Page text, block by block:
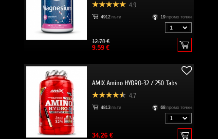
4.9
4912 пъти 19 промо точки
12.78 €
9.59 €
AMIX Amino HYDRO-32 / 250 Tabs
4.7
4813 пъти 68 промо точки
34.26 €